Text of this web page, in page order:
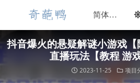
抖音爆火的悬疑解谜小游戏
直播玩法【教程 游戏
2023-11-25 项目